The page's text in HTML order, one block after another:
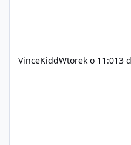
VinceKiddWtorek o 11:013